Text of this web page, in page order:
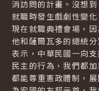
消訪問的計畫。沒想
就職時發生戲劇性變
現在就職典禮會場，
他和薩爾瓦多的總統
表示，中華民國一向
民主的行為，我們都
都能尊重憲政體制，